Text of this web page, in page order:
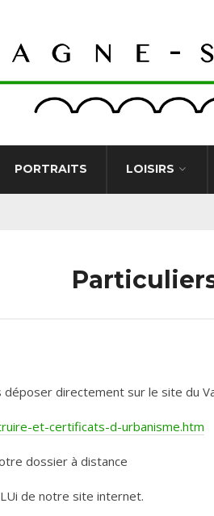
PORTRAITS LOISIRS
directement sur le site du
et-certificats-d-urbanisme.htm
dossier à distance
de notre site internet.